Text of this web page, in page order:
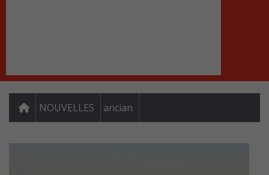
NOUVELLES ancian